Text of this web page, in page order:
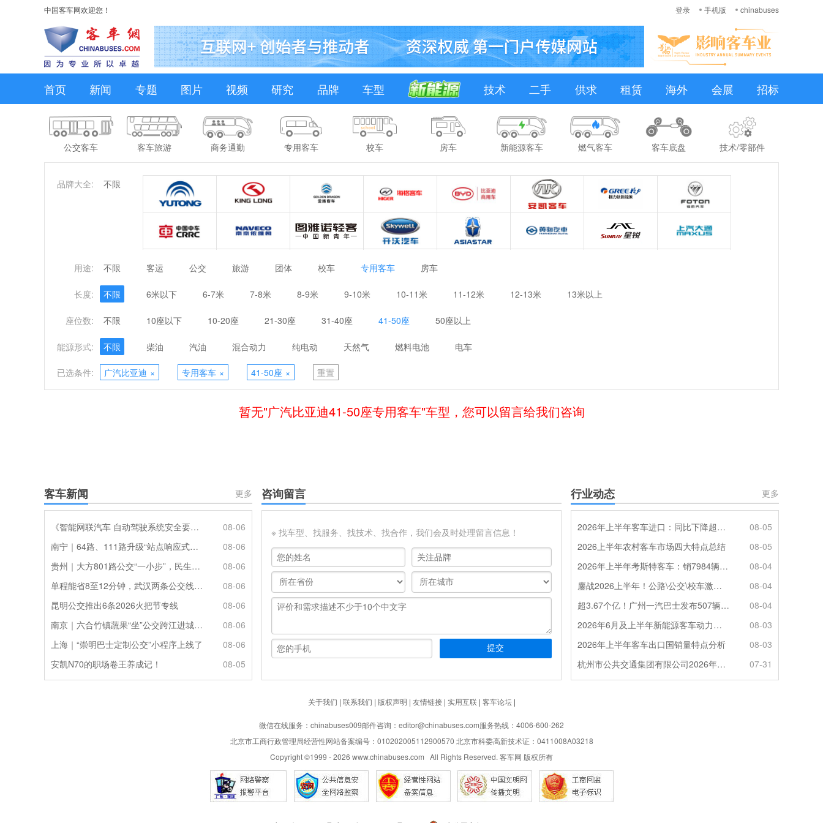
中国客车网欢迎您！ 登录 手机版 chinabuses
首页 新闻 专题 图片 视频 研究 品牌 车型 技术 二手 供求 租赁 海外 会展 招标
公交客车 客车旅游 商务通勤 专用客车 校车 房车 新能源客车 燃气客车 客车底盘 技术/零部件
品牌大全: 不限
用途: 不限 客运 公交 旅游 团体 校车 专用客车 房车
长度: 不限 6米以下 6-7米 7-8米 8-9米 9-10米 10-11米 11-12米 12-13米 13米以上
座位数: 不限 10座以下 10-20座 21-30座 31-40座 41-50座 50座以上
能源形式: 不限 柴油 汽油 混合动力 纯电动 天然气 燃料电池 电车
已选条件: 广汽比亚迪 × 专用客车 × 41-50座 × 重置
暂无"广汽比亚迪41-50座专用客车"车型，您可以留言给我们咨询
客车新闻 更多
《智能网联汽车 自动驾驶系统安全要求》强制性国家标准正式发布！
08-06
南宁｜64路、111路升级“站点响应式停靠”
08-06
贵州｜大方801路公交“一小步”，民生幸福“一大步”
08-06
单程能省8至12分钟，武汉两条公交线路试点“按需停靠”
08-06
昆明公交推出6条2026火把节专线
08-06
南京｜六合竹镇蔬果“坐”公交跨江进城来源：新华日报
08-06
上海｜“崇明巴士定制公交”小程序上线了
08-06
安凯N70的职场卷王养成记！
08-05
咨询留言
※ 找车型、找服务、找技术、找合作，我们会及时处理留言信息！
行业动态 更多
2026年上半年客车进口：同比下降超4成，轻客主体地位凸显
08-05
2026上半年农村客车市场四大特点总结
08-05
2026年上半年考斯特客车：销7984辆 6米领涨领跑 电动化提速
08-04
鏖战2026上半年！公路\公交\校车激烈角逐，谁问鼎赛道赢家?
08-04
超3.67个亿！广州一汽巴士发布507辆纯电动城市客车采购中标公告
08-04
2026年6月及上半年新能源客车动力电池装机量特点分析
08-03
2026年上半年客车出口国销量特点分析
08-03
杭州市公共交通集团有限公司2026年100辆纯电动城市客车采购招标公告
07-31
关于我们 | 联系我们 | 版权声明 | 友情链接| 实用互联| 客车论坛|
微信在线服务：chinabuses009邮件咨询：editor@chinabuses.com服务热线：4006-600-262
北京市工商行政管理局经营性网站备案编号：010202005112900570 北京市科委高新技术证：0411008A03218
Copyright ©1999 -2026 www.chinabuses.com All Rights Reserved. 客车网 版权所有